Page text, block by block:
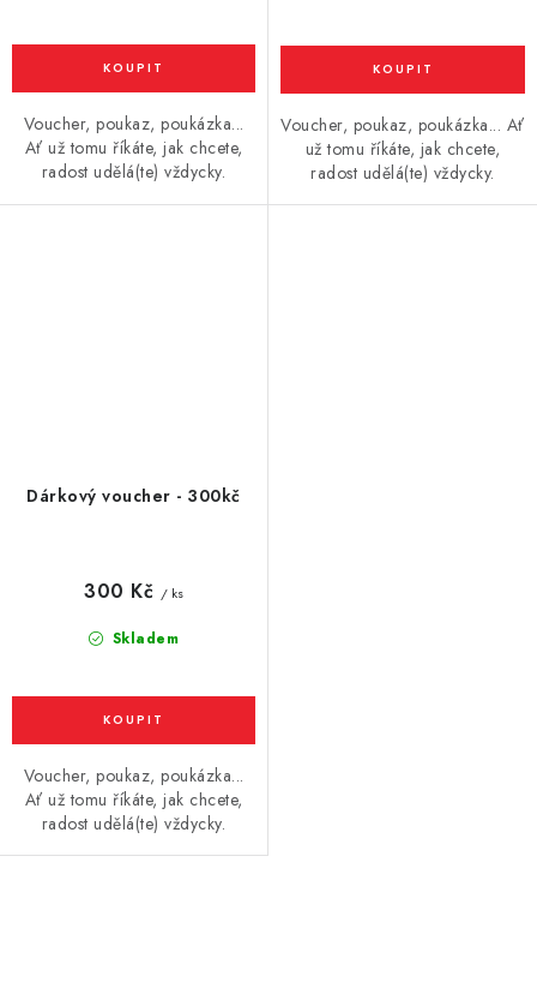
Voucher, poukaz, poukázka...
Ať už tomu říkáte, jak chcete,
radost udělá(te) vždycky.
Voucher, poukaz, poukázka... Ať
už tomu říkáte, jak chcete,
radost udělá(te) vždycky.
Dárkový voucher - 300kč
Skladem
300 Kč / ks
Voucher, poukaz, poukázka...
Ať už tomu říkáte, jak chcete,
radost udělá(te) vždycky.